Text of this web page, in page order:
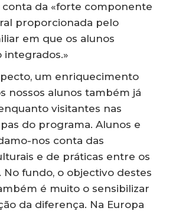
conta da «forte componente
proporcionada pelo
em que os alunos
integrados.»
um enriquecimento
nossos alunos também já
visitantes nas
do programa. Alunos e
nos conta das
e de práticas entre os
No fundo, o objectivo destes
é muito o sensibilizar
da diferença. Na Europa